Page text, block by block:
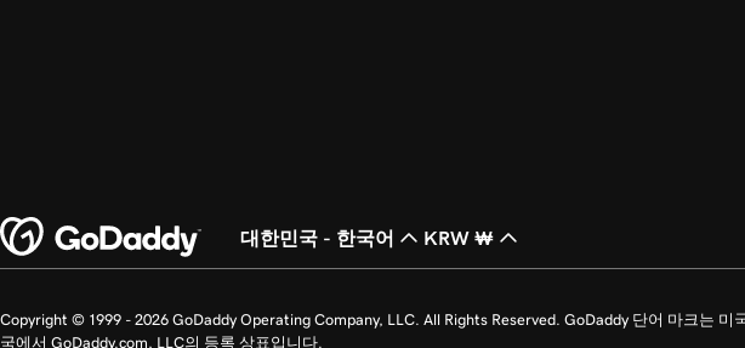
대한민국 - 한국어 KRW ₩
Copyright © 1999 - 2026 GoDaddy Operating Company, LLC. All Rights Reserved. GoDaddy 단어 마크는
국에서 GoDaddy.com, LLC의 등록 상표입니다.